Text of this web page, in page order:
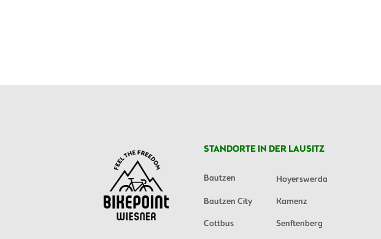
STANDORTE IN DER LAUSITZ
Bautzen
Hoyerswerda
Bautzen City
Kamenz
Cottbus
Senftenberg